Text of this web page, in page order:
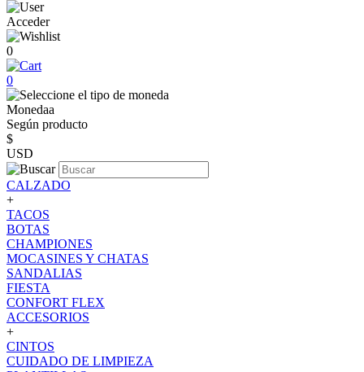
Acceder
0
0
Monedaa
Según producto
$
USD
CALZADO
+
TACOS
BOTAS
CHAMPIONES
MOCASINES Y CHATAS
SANDALIAS
FIESTA
CONFORT FLEX
ACCESORIOS
+
CINTOS
CUIDADO DE LIMPIEZA